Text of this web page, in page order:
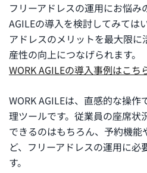
フリーアドレスの運用にお悩み
AGILEの導入を検討してみては
アドレスのメリットを最大限
産性の向上につなげられます。
WORK AGILEの導入事例はこち
WORK AGILEは、直感的な操
理ツールです。従業員の座席状
できるのはもちろん、予約機
ど、フリーアドレスの運用に必
す。